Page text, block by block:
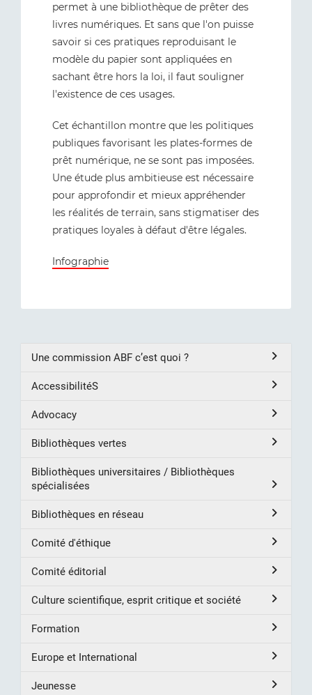
permet à une bibliothèque de prêter des
livres numériques. Et sans que l'on puisse
savoir si ces pratiques reproduisant le
modèle du papier sont appliquées en
sachant être hors la loi, il faut souligner
l'existence de ces usages.
Cet échantillon montre que les politiques
publiques favorisant les plates-formes de
prêt numérique, ne se sont pas imposées.
Une étude plus ambitieuse est nécessaire
pour approfondir et mieux appréhender
les réalités de terrain, sans stigmatiser des
pratiques loyales à défaut d'être légales.
Infographie
Une commission ABF c’est quoi ?
AccessibilitéS
Advocacy
Bibliothèques vertes
Bibliothèques universitaires / Bibliothèques
spécialisées
Bibliothèques en réseau
Comité d'éthique
Comité éditorial
Culture scientifique, esprit critique et société
Formation
Europe et International
Jeunesse